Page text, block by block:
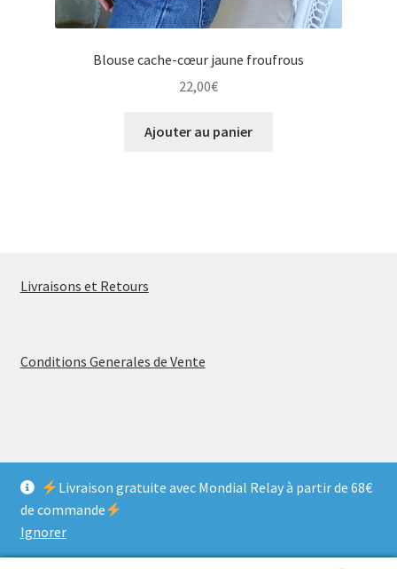
Livraison gratuite avec Mondial Relay à partir de 68€
de commande
Ignorer
Blouse cache-cœur jaune froufrous
22,00€
Ajouter au panier
Livraisons et Retours
Conditions Generales de Vente
Politique de confidentialité
Construit avec Storefront &
WooCommerce.